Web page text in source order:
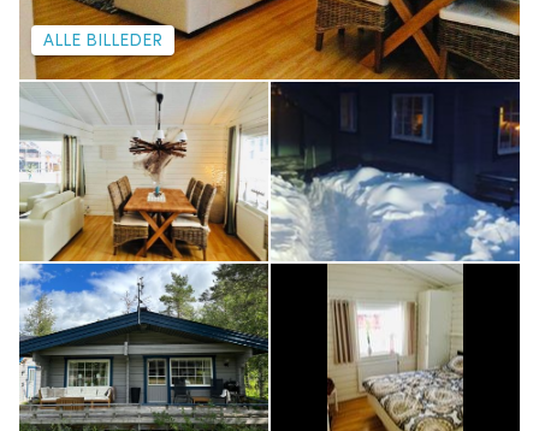
ALLE BILLEDER